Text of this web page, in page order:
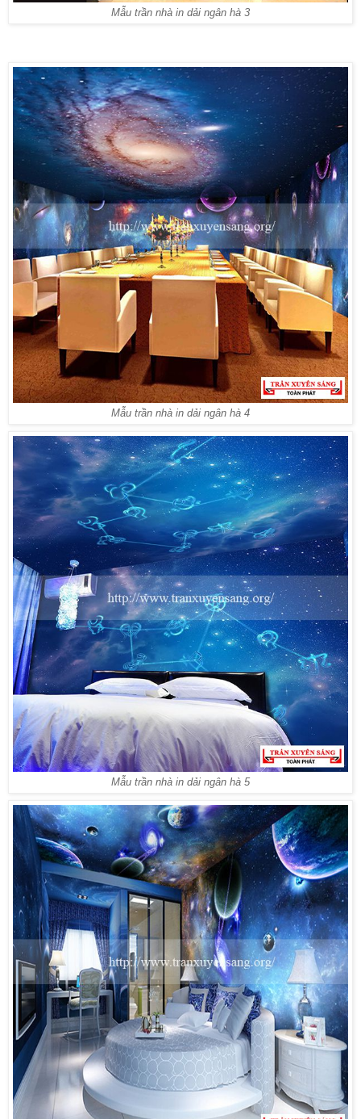
Mẫu trần nhà in dải ngân hà 3
Mẫu trần nhà in dải ngân hà 4
Mẫu trần nhà in dải ngân hà 5